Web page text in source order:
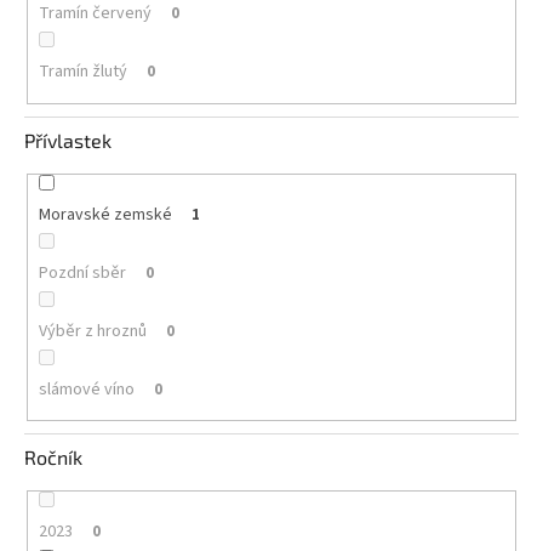
Tramín červený 0
Tramín žlutý 0
Přívlastek
Moravské zemské 1
Pozdní sběr 0
Výběr z hroznů 0
slámové víno 0
Ročník
2023 0